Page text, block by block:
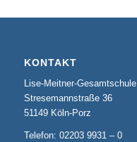
KONTAKT
Lise-Meitner-Gesamtschule
Stresemannstraße 36
51149 Köln-Porz
Telefon: 02203 9931 – 0